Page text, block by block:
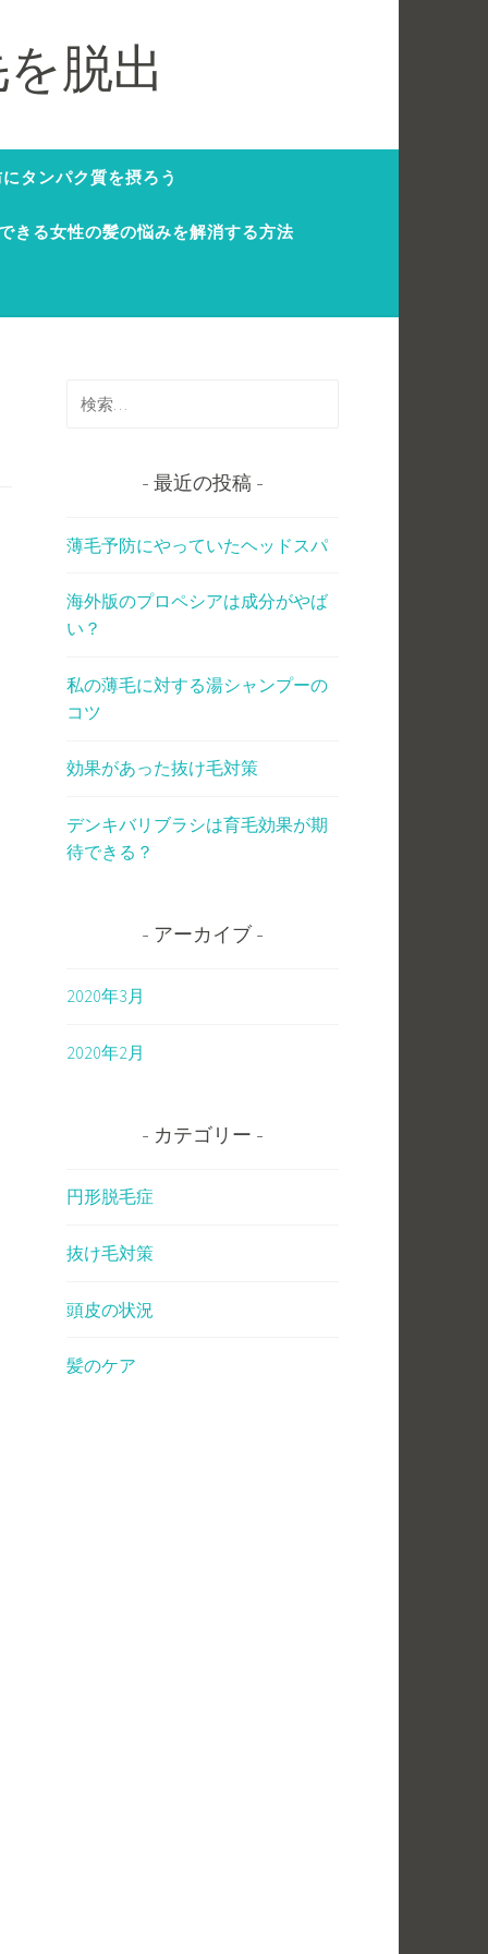
脱出
タンパク質を摂ろう
きる女性の髪の悩みを解消する方法
検
最近の投稿
薄毛予防にやっていたヘッドスパ
海外版のプロペシアは成分がやば
い？
私の薄毛に対する湯シャンプーの
コツ
効果があった抜け毛対策
デンキバリブラシは育毛効果が期
待できる？
アーカイブ
2020年3月
2020年2月
カテゴリー
円形脱毛症
抜け毛対策
頭皮の状況
髪のケア